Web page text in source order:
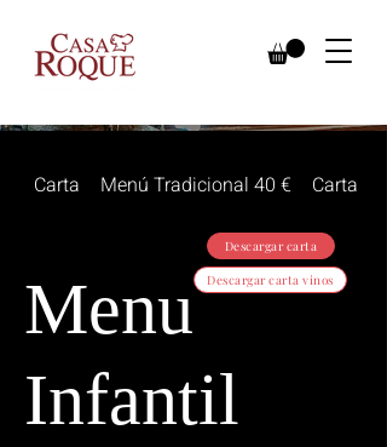
Carta Menú Tradicional 40 € Carta sin
Menu
Infantil
Descargar carta
Descargar carta vinos